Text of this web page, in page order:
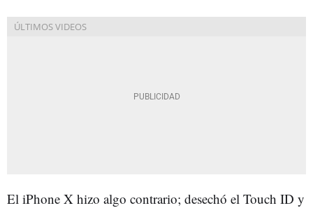
El iPhone X hizo algo contrario; desechó el Touch ID y